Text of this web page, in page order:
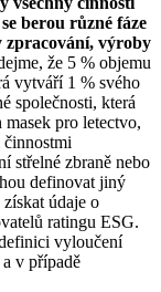
berou různé fáze
zpracování, výroby
že 5 % objemu
vytváří 1 % svého
společnosti, která
pro letectvo,
činnostmi
zbraně nebo
definovat jiný
údaje o
ratingu ESG.
vyloučení
v případě